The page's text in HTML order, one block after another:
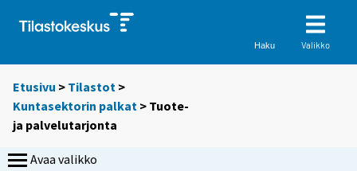
Haku Valikko
Etusivu > Tilastot >
Kuntasektorin palkat > Tuote-
ja palvelutarjonta
Avaa valikko